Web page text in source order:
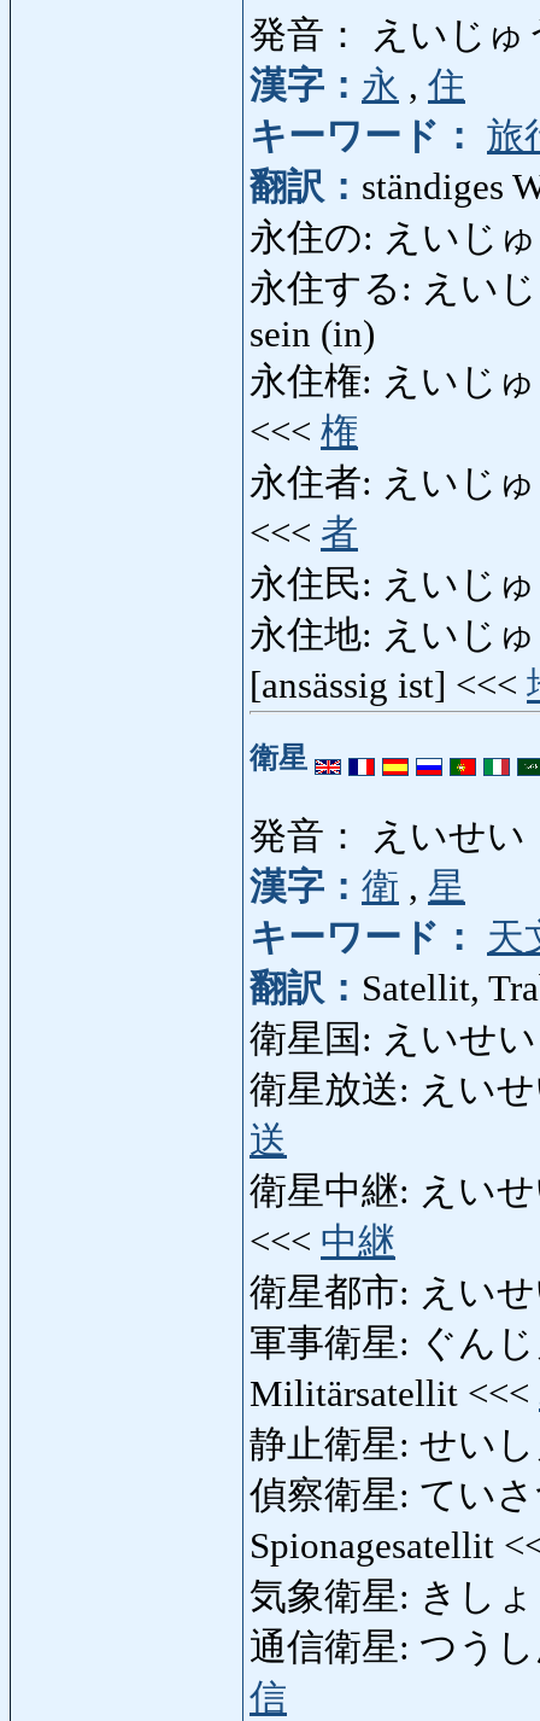
発音： えいじゅ
漢字： 永 , 住
キーワード： 旅
翻訳： ständiges
永住の: えいじゅ
永住する: えいじ
sein (in)
永住権: えいじゅ
<<< 権
永住者: えいじゅ
<<< 者
永住民: えいじ
永住地: えいじゅ
[ansässig ist] <<<
衛星
発音： えいせい
漢字： 衛 , 星
キーワード：
天
翻訳： Satellit,
衛星国: えいせ
衛星放送: えい
送
衛星中継: えい
<<< 中継
衛星都市: えい
軍事衛星: ぐん
Militärsatellit <<<
静止衛星: せい
偵察衛星: てい
Spionagesatellit
気象衛星: きし
通信衛星: つう
信